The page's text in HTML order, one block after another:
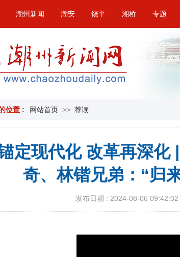
潮州新闻 潮安 饶平 湘桥 专题
位置 : 网站首页 >> 荐读
定现代化 改革再深化
奇、林锴兄弟：“归
发布日期 : 2024-08-06 09:42:02